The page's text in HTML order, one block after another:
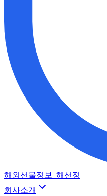
해외선물정보_해선정
회사소개